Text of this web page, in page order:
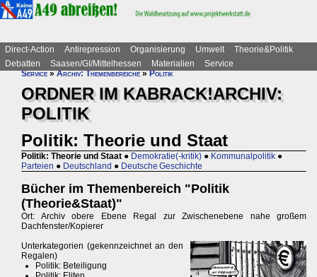
Direct-Action Antirepression Organisierung Umwelt
Theorie&Politik
Debatten
Saasen/GI/Mittelhessen Materialien
Service
Service»Archiv: Themenbereiche»Politik
ORDNER IM KABRACK!ARCHIV:
POLITIK
Politik: Theorie und Staat
Politik: Theorie und Staat ● Demokratie(-kritik) ● Kommunalpolitik ●
Parteien ● Deutschland ● Deutsche Geschichte
Bücher im Themenbereich "Politik
(Theorie&Staat)"
Ort: Archiv obere Ebene Regal zur Zwischenebene nahe großem
Dachfenster/Kopierer
Unterkategorien (gekennzeichnet an den
Regalen)
Politik: Beteiligung